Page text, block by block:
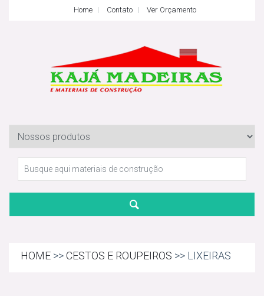
Home Contato Ver Orçamento
HOME >>CESTOS E ROUPEIROS >> LIXEIRAS